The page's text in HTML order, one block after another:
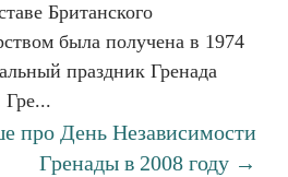
Британского
была получена в 1974
праздник Гренада
Гре...
про День Независимости
Гренады в 2008 году →